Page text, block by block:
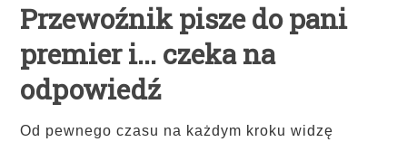
Przewoźnik pisze do pani
premier i... czeka na
odpowiedź
Od pewnego czasu na każdym kroku widzę